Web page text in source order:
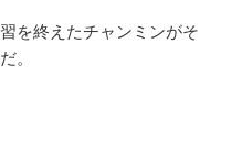
を終えたチャンミンがそ
。